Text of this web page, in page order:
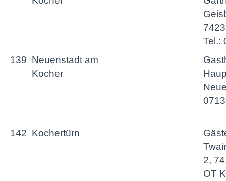
Tel.:
139 Neuenstadt am
Kocher
142 Kochertürn
2,
OT